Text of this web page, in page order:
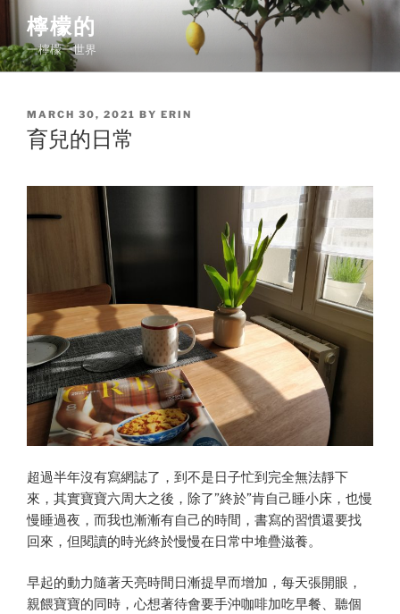
content
檸檬的
一檸檬一世界
POSTED
ON
MARCH 30, 2021 BY ERIN
育兒的日常
超過半年沒有寫網誌了，到不是日子忙到完全無法靜下
來，其實寶寶六周大之後，除了”終於”肯自己睡小床，也慢
慢睡過夜，而我也漸漸有自己的時間，書寫的習慣還要找
回來，但閱讀的時光終於慢慢在日常中堆疊滋養。
早起的動力隨著天亮時間日漸提早而增加，每天張開眼，
親餵寶寶的同時，心想著待會要手沖咖啡加吃早餐、聽個